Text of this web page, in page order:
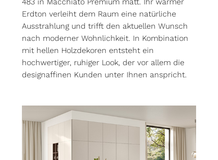
483 in Macchiato Premium matt. Ihr warmer
Erdton verleiht dem Raum eine natürliche
Ausstrahlung und trifft den aktuellen Wunsch
nach moderner Wohnlichkeit. In Kombination
mit hellen Holzdekoren entsteht ein
hochwertiger, ruhiger Look, der vor allem die
designaffinen Kunden unter Ihnen anspricht.